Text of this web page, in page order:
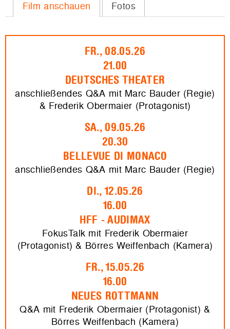
Film anschauen Fotos
FR., 08.05.26
21.00
DEUTSCHES THEATER
anschließendes Q&A mit Marc Bauder (Regie)
& Frederik Obermaier (Protagonist)
SA., 09.05.26
20.30
BELLEVUE DI MONACO
anschließendes Q&A mit Marc Bauder (Regie)
DI., 12.05.26
16.00
HFF - AUDIMAX
FokusTalk mit Frederik Obermaier
(Protagonist) & Börres Weiffenbach (Kamera)
FR., 15.05.26
16.00
NEUES ROTTMANN
Q&A mit Frederik Obermaier (Protagonist) &
Börres Weiffenbach (Kamera)